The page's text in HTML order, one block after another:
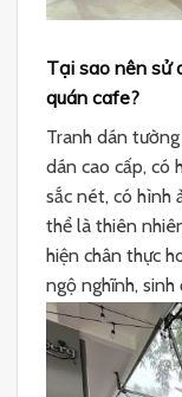
Tại sao nên sử
quán cafe?
Tranh dán
dán cao cấp, có
sắc nét, có hình
thể là thiên
hiện chân thực
ngộ nghĩnh, sinh